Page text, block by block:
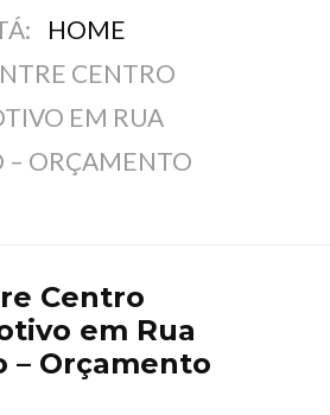
HOME
CENTRO
EM RUA
– ORÇAMENTO
Centro
em Rua
– Orçamento